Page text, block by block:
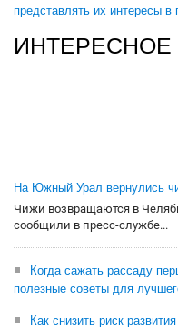
представлять их интересы в
ИНТЕРЕСНОЕ
На Южный Урал вернулись
Чижи возвращаются в
сообщили в пресс-службе...
Когда сажать рассаду
полезные советы для
Как снизить риск